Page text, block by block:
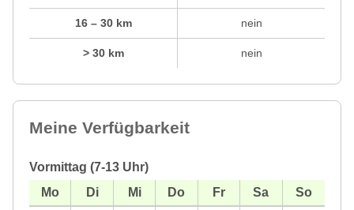
16 – 30 km
> 30 km
nein
nein
Meine Verfügbarkeit
Vormittag (7-13 Uhr)